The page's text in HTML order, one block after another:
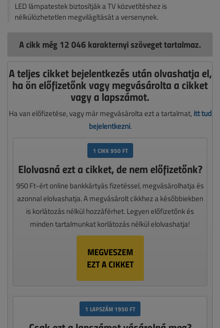
LED lámpatestek biztosítják a TV közvetítéshez is
nélkülözhetetlen megvilágítását a versenynek.
A cikk még 12 046 karakternyi szöveget tartalmaz.
A teljes cikket bejelentkezés után olvashatja el,
ha ön előfizetőnk vagy megvásárolta a cikket
vagy a lapszámot.
Ha van előfizetése, vagy már megvásárolta ezt a tartalmat, itt tud
bejelentkezni.
1 CIKK 950 FT
Elolvasná ezt a cikket, de nem előfizetőnk?
950 Ft-ért online bankkártyás fizetéssel, megvásárolhatja és
azonnal elolvashatja. A megvásárolt cikkhez a későbbiekben
is korlátozás nélkül hozzáférhet. Legyen előfizetőnk és
minden tartalmunkat korlátozás nélkül elolvashatja!
MEGVESZEM
EZT A CIKKET
1 LAPSZÁM 1950 FT